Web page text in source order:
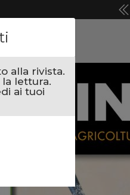
alla rivista.
lettura.
ai tuoi